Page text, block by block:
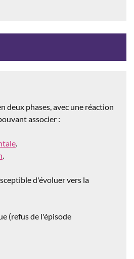
deux phases, avec une réaction
associer :
.
.
d'évoluer vers la
(refus de l'épisode